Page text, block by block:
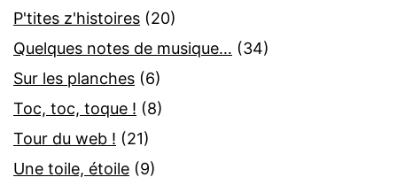
P'tites z'histoires (20)
Quelques notes de musique… (34)
Sur les planches (6)
Toc, toc, toque ! (8)
Tour du web ! (21)
Une toile, étoile (9)